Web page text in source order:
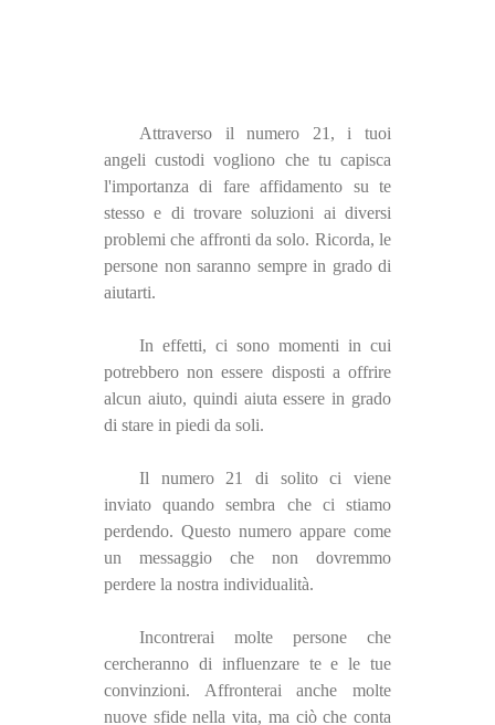
Attraverso il numero 21, i tuoi
angeli custodi vogliono che tu capisca
l'importanza di fare affidamento su te
stesso e di trovare soluzioni ai diversi
problemi che affronti da solo. Ricorda, le
persone non saranno sempre in grado di
aiutarti.
In effetti, ci sono momenti in cui
potrebbero non essere disposti a offrire
alcun aiuto, quindi aiuta essere in grado
di stare in piedi da soli.
Il numero 21 di solito ci viene
inviato quando sembra che ci stiamo
perdendo. Questo numero appare come
un messaggio che non dovremmo
perdere la nostra individualità.
Incontrerai molte persone che
cercheranno di influenzare te e le tue
convinzioni. Affronterai anche molte
nuove sfide nella vita, ma ciò che conta